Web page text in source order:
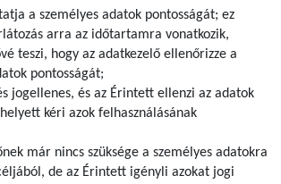
a személyes adatok pontosságát; ez
arra az időtartamra vonatkozik,
teszi, hogy az adatkezelő ellenőrizze a
pontosságát;
jogellenes, és az Érintett ellenzi az adatok
kéri azok felhasználásának
már nincs szüksége a személyes adatokra
de az Érintett igényli azokat jogi